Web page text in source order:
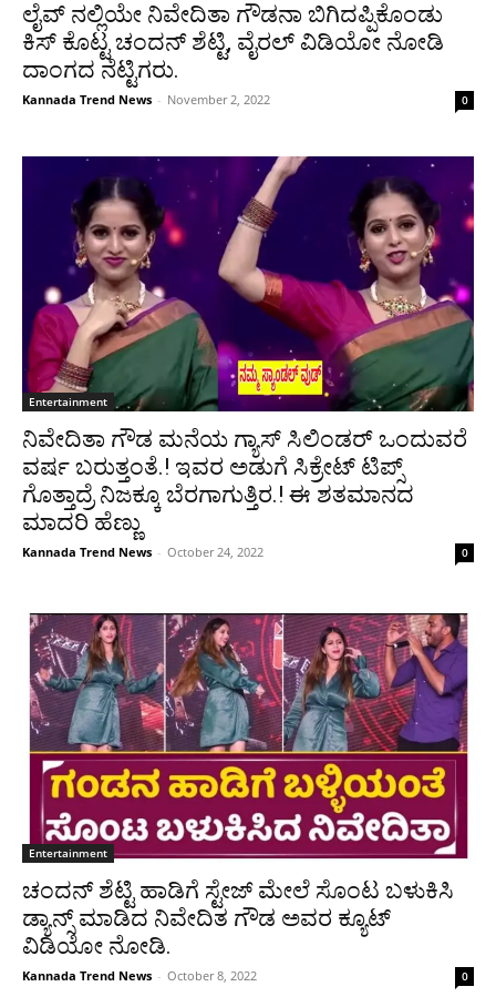
ಲೈವ್ ನಲ್ಲಿಯೇ ನಿವೇದಿತಾ ಗೌಡನಾ ಬಿಗಿದಪ್ಪಿಕೊಂಡು
ಕಿಸ್ ಕೊಟ್ಟ ಚಂದನ್ ಶೆಟ್ಟಿ, ವೈರಲ್ ವಿಡಿಯೋ ನೋಡಿ
ದಾಂಗದ ನೆಟ್ಟಿಗರು.
Kannada Trend News - November 2, 2022 0
Entertainment
ನಿವೇದಿತಾ ಗೌಡ ಮನೆಯ ಗ್ಯಾಸ್ ಸಿಲಿಂಡರ್ ಒಂದುವರೆ
ವರ್ಷ ಬರುತ್ತಂತೆ.! ಇವರ ಅಡುಗೆ ಸಿಕ್ರೇಟ್ ಟಿಪ್ಸ್
ಗೊತ್ತಾದ್ರೆ ನಿಜಕ್ಕೂ ಬೆರಗಾಗುತ್ತಿರ.! ಈ ಶತಮಾನದ
ಮಾದರಿ ಹೆಣ್ಣು
Kannada Trend News - October 24, 2022 0
Entertainment
ಚಂದನ್ ಶೆಟ್ಟಿ ಹಾಡಿಗೆ ಸ್ಟೇಜ್ ಮೇಲೆ ಸೊಂಟ ಬಳುಕಿಸಿ
ಡ್ಯಾನ್ಸ್ ಮಾಡಿದ ನಿವೇದಿತ ಗೌಡ ಅವರ ಕ್ಯೂಟ್
ವಿಡಿಯೋ ನೋಡಿ.
Kannada Trend News - October 8, 2022 0